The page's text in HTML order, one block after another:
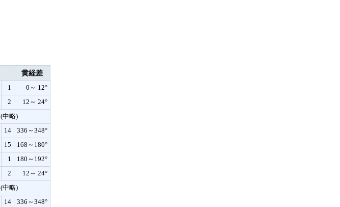
黄経差
1
0～ 12°
2
12～ 24°
(中略)
14
336～348°
15 168～180°
1
180～192°
2
12～ 24°
(中略)
14
336～348°